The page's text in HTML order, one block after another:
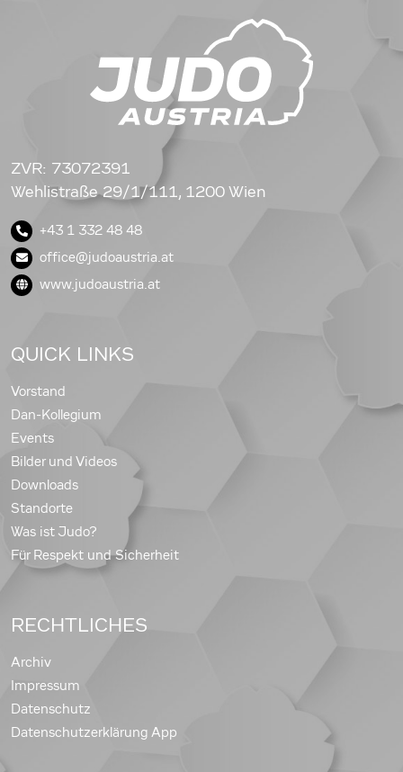
ZVR: 73072391
Wehlistraße 29/1/111, 1200 Wien
+43 1 332 48 48
office@judoaustria.at
www.judoaustria.at
QUICK LINKS
Vorstand
Dan-Kollegium
Events
Bilder und Videos
Downloads
Standorte
Was ist Judo?
Für Respekt und Sicherheit
RECHTLICHES
Archiv
Impressum
Datenschutz
Datenschutzerklärung App